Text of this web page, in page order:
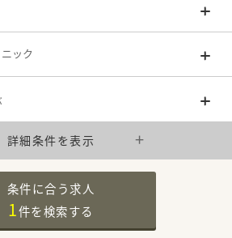
ック
詳細条件を表示
条件に合う求人
1件を検索する